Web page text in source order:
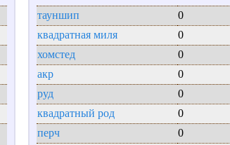
тауншип
0
квадратная миля
0
хомстед
0
акр
0
руд
0
квадратный род
0
перч
0